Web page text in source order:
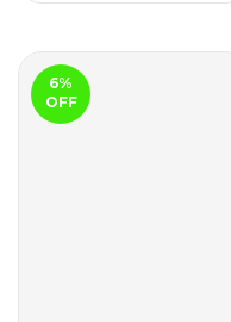
6%
OFF